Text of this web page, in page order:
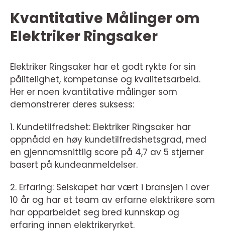
Kvantitative Målinger om
Elektriker Ringsaker
Elektriker Ringsaker har et godt rykte for sin
pålitelighet, kompetanse og kvalitetsarbeid.
Her er noen kvantitative målinger som
demonstrerer deres suksess:
1. Kundetilfredshet: Elektriker Ringsaker har
oppnådd en høy kundetilfredshetsgrad, med
en gjennomsnittlig score på 4,7 av 5 stjerner
basert på kundeanmeldelser.
2. Erfaring: Selskapet har vært i bransjen i over
10 år og har et team av erfarne elektrikere som
har opparbeidet seg bred kunnskap og
erfaring innen elektrikeryrket.